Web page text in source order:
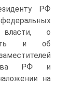
РФ
власти, о
и об
РФ и
на